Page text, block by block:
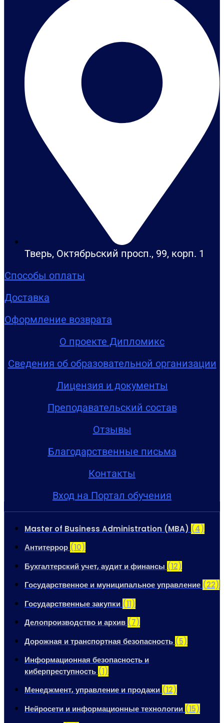
Тверь, Октябрьский просп., 99, корп. 1
Способы оплаты
Доставка
Оформление возврата
О проекте Дипломикс
Сведения об образовательной организации
Лицензия и документы
Преподавательский состав
Отзывы
Благодарственные письма
Контакты
Вход на Портал обучения
Master of Business Administration (MBA) (4)
Антитеррор (10)
Бухгалтерский учет, аудит и финансы (12)
Государственное и муниципальное управление (22)
Государственные закупки (11)
Делопроизводство и архив (7)
Дорожная и транспортная безопасность (5)
Информационная безопасность и
киберпреступность (1)
Менеджмент, управление и продажи (12)
Нейросети и информационные технологии (15)